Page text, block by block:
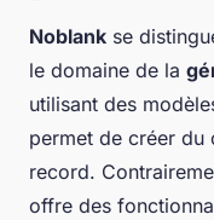
Noblank se
le domaine de la
utilisant des
permet de créer du
record.
offre des